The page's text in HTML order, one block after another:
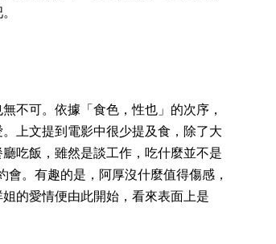
不可。依據「食色，性也」的次序，
上文提到電影中很少提及食，除了大
吃飯，雖然是談工作，吃什麼並不是
。有趣的是，阿厚沒什麼值得傷感，
的愛情便由此開始，看來表面上是